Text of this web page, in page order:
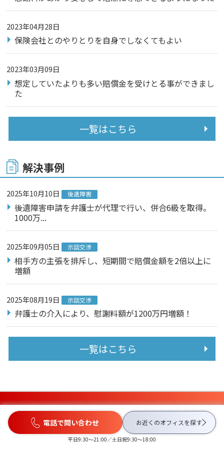
2023年04月28日
保険会社とのやりとりを自身でしなくてもよい
2023年03月09日
想定していたよりも多い賠償金を受けとる事ができまし
た
一覧はこちら
解決事例
2025年10月10日 後遺障害
後遺障害申請を弁護士が代理で行い、併合6級を取得。
1000万...
2025年09月05日 示談交渉
相手方の主張を排斥し、短期間で賠償金額を2倍以上に
増額
2025年08月19日 示談交渉
弁護士の介入により、慰謝料額が1200万円増額！
一覧はこちら
電話で問い合わせ お近くのオフィスを探す
平日9:30〜21:00／土日祝9:30〜18:00
CONTACT US